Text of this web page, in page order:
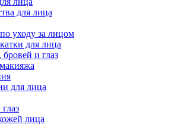
для лица
уходу за лицом
для лица
и глаз
для лица
лица